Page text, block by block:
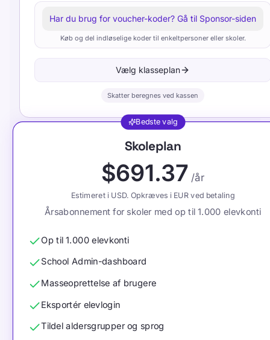
Har du brug for voucher-koder? Gå til Sponsor-siden
Køb og del indløselige koder til enkeltpersoner eller skoler.
Vælg klasseplan
Skatter beregnes ved kassen
Bedste valg
Skoleplan
$691.37 /år
Estimeret i USD. Opkræves i EUR ved betaling
Årsabonnement for skoler med op til 1.000 elevkonti
Op til 1.000 elevkonti
School Admin-dashboard
Masseoprettelse af brugere
Eksportér elevlogin
Tildel aldersgrupper og sprog